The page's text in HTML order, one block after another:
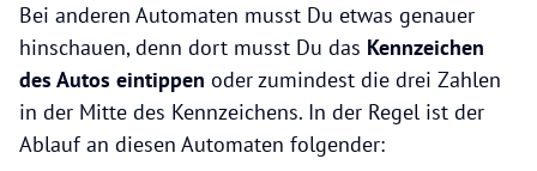
Bei anderen Automaten musst Du etwas genauer
hinschauen, denn dort musst Du das Kennzeichen
des Autos eintippen oder zumindest die drei Zahlen
in der Mitte des Kennzeichens. In der Regel ist der
Ablauf an diesen Automaten folgender: